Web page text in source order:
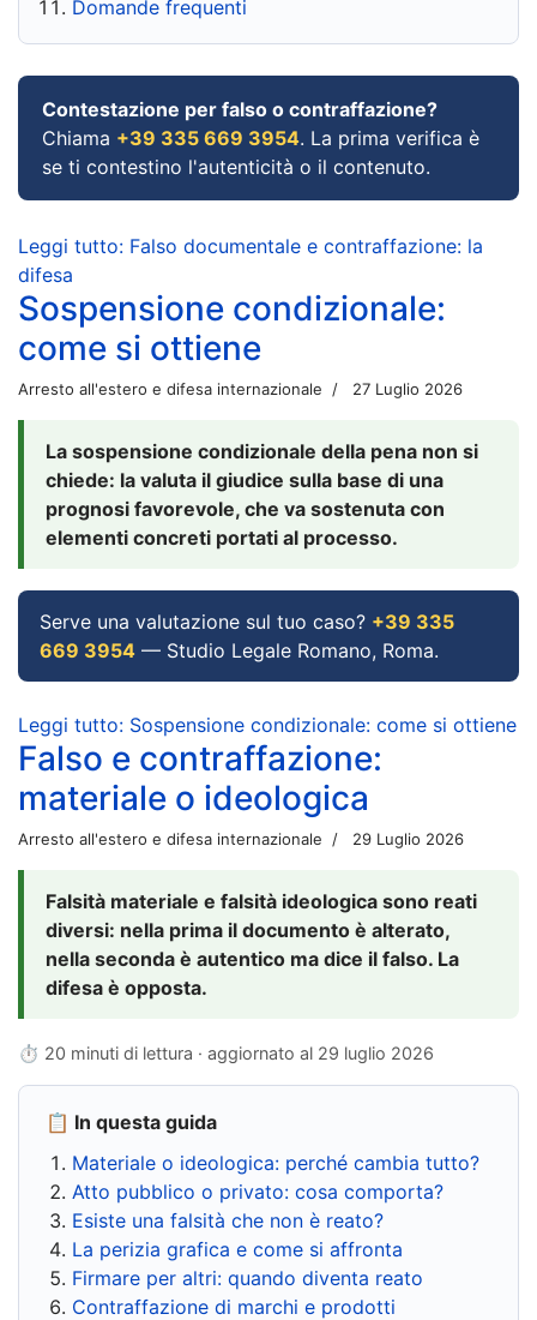
Domande frequenti
Contestazione per falso o contraffazione?
Chiama +39 335 669 3954. La prima verifica è
se ti contestino l'autenticità o il contenuto.
Leggi tutto: Falso documentale e contraffazione: la
difesa
Sospensione condizionale:
come si ottiene
Arresto all'estero e difesa internazionale 27 Luglio 2026
La sospensione condizionale della pena non si
chiede: la valuta il giudice sulla base di una
prognosi favorevole, che va sostenuta con
elementi concreti portati al processo.
Serve una valutazione sul tuo caso? +39 335
669 3954 — Studio Legale Romano, Roma.
Leggi tutto: Sospensione condizionale: come si ottiene
Falso e contraffazione:
materiale o ideologica
Arresto all'estero e difesa internazionale 29 Luglio 2026
Falsità materiale e falsità ideologica sono reati
diversi: nella prima il documento è alterato,
nella seconda è autentico ma dice il falso. La
difesa è opposta.
⏱ 20 minuti di lettura · aggiornato al 29 luglio 2026
📋 In questa guida
Materiale o ideologica: perché cambia tutto?
Atto pubblico o privato: cosa comporta?
Esiste una falsità che non è reato?
La perizia grafica e come si affronta
Firmare per altri: quando diventa reato
Contraffazione di marchi e prodotti